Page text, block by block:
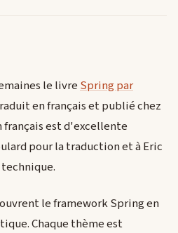
le livreSpring par
en français et publié chez
français est d'excellente
pour la traduction et à Eric
le framework Spring en
Chaque thème est